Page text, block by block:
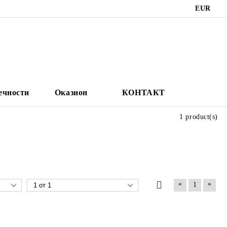
EUR
Оказион КОНТАКТ
1 product(s)
« 1 »